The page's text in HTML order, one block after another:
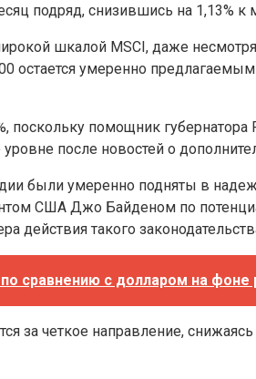
подряд, снизившись на 1,13% к
шкалой MSCI, даже
остается умеренно
поскольку помощник
после новостей о
были умеренно подняты в
США Джо Байденом по
действия такого
сравнению с долларом на фоне
за четкое направление,